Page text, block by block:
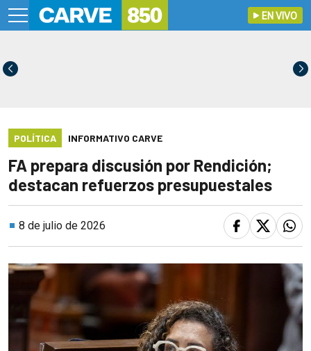
EN VIVO
POLÍTICA INFORMATIVO CARVE
FA prepara discusión por Rendición;
destacan refuerzos presupuestales
8 de julio de 2026